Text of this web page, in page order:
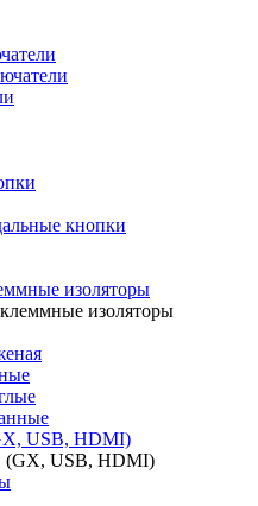
кнопки
изоляторы
изоляторы
USB, HDMI)
(GX, USB, HDMI)